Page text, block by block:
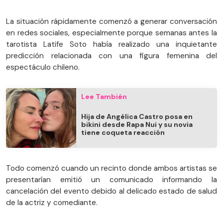
La situación rápidamente comenzó a generar conversación
en redes sociales, especialmente porque semanas antes la
tarotista Latife Soto había realizado una inquietante
predicción relacionada con una figura femenina del
espectáculo chileno.
Lee También
Hija de Angélica Castro posa en
bikini desde Rapa Nui y su novia
tiene coqueta reacción
Todo comenzó cuando un recinto donde ambos artistas se
presentarían emitió un comunicado informando la
cancelación del evento debido al delicado estado de salud
de la actriz y comediante.